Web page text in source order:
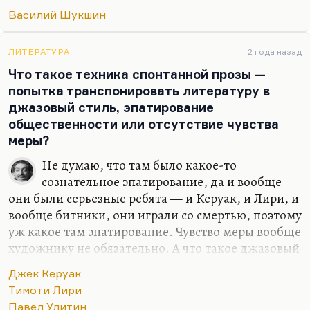
роли, как замечательный писатель, который в
романах, как «Любавины», или в повестях, как
«Там, вдали» (это вторая часть «Любавиных»), он
хотя и с осторожностью, но все-таки нащупывал
пути будущего и чувствовал себя на родине
вполне органично.
Путь Шукшина — это путь от Пашки
Колокольникова к Егору Прокудину, от такого
парня, простого и наивного парня,…
Василий Шукшин
ЛИТЕРАТУРА 2 года назад
Что такое техника спонтанной прозы —
попытка транспонировать литературу в
джазовый стиль, эпатирование
общественности или отсутствие чувства
меры?
Не думаю, что там было какое-то
сознательное эпатирование, да и вообще
они были серьезные ребята — и Керуак, и Лири, и
вообще битники, они играли со смертью, поэтому
уж какое там эпатирование. Чувство меры вообще
художнику не обязательно. А что такое джазовый
сходство здесь есть, хотя романы эпохи джаза как
раз были гораздо строже организованы, и
Джек Керуак
Тимоти Лири
Павел Улитин